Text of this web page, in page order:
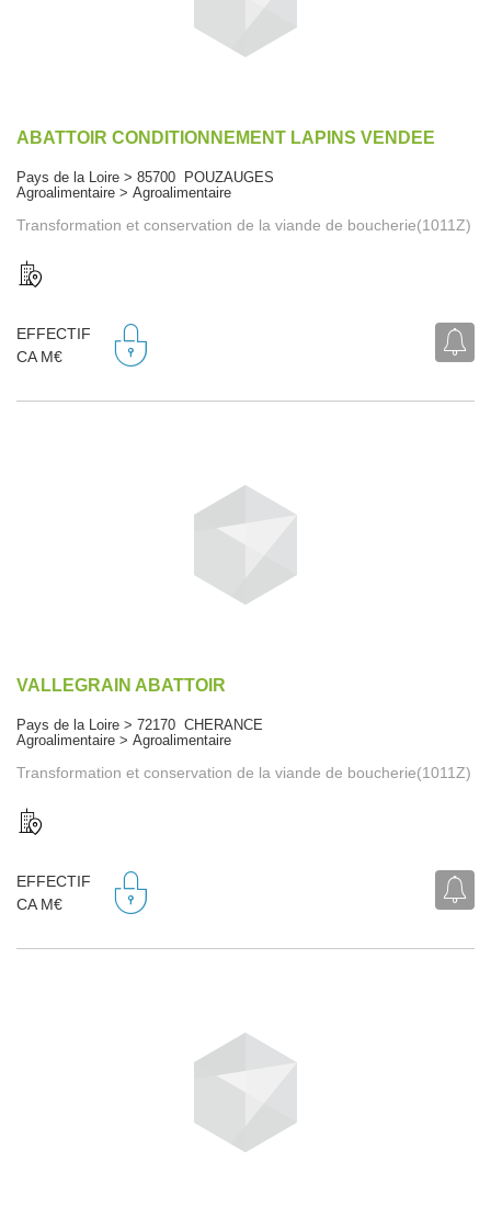
ABATTOIR CONDITIONNEMENT LAPINS VENDEE
Pays de la Loire > 85700 POUZAUGES
Agroalimentaire > Agroalimentaire
Transformation et conservation de la viande de boucherie(1011Z)
EFFECTIF
CA M€
VALLEGRAIN ABATTOIR
Pays de la Loire > 72170 CHERANCE
Agroalimentaire > Agroalimentaire
Transformation et conservation de la viande de boucherie(1011Z)
EFFECTIF
CA M€